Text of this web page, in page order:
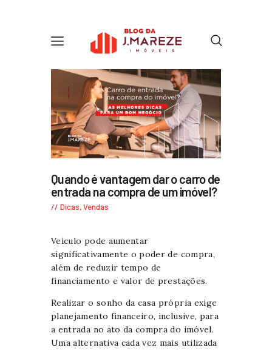
Quando é vantagem dar o carro de
entrada na compra de um imóvel?
Dicas,Vendas
Veículo pode aumentar
significativamente o poder de compra,
além de reduzir tempo de
financiamento e valor de prestações.
Realizar o sonho da casa própria exige
planejamento financeiro, inclusive, para
a entrada no ato da compra do imóvel.
Uma alternativa cada vez mais utilizada